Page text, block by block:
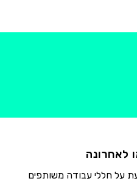
לאחרונה
על חללי עבודה משותפים